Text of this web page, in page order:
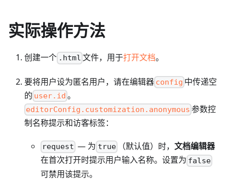
实际操作方法
创建一个 .html 文件，用于打开文档。
要将用户设为匿名用户，请在编辑器 config 中传递空
的 user.id 。
editorConfig.customization.anonymous 参数控
制名称提示和访客标签：
request — 为 true（默认值）时， 文档编辑器
在首次打开时提示用户输入名称。设置为 false
可禁用该提示。